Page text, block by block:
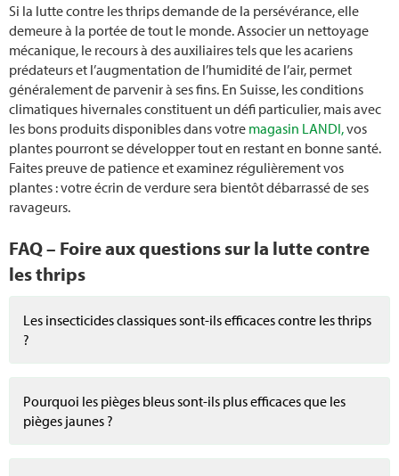
Si la lutte contre les thrips demande de la persévérance, elle
demeure à la portée de tout le monde. Associer un nettoyage
mécanique, le recours à des auxiliaires tels que les acariens
prédateurs et l’augmentation de l’humidité de l’air, permet
généralement de parvenir à ses fins. En Suisse, les conditions
climatiques hivernales constituent un défi particulier, mais avec
les bons produits disponibles dans votre magasin LANDI,vos
plantes pourront se développer tout en restant en bonne santé.
Faites preuve de patience et examinez régulièrement vos
plantes : votre écrin de verdure sera bientôt débarrassé de ses
ravageurs.
FAQ – Foire aux questions sur la lutte contre
les thrips
Les insecticides classiques sont-ils efficaces contre les thrips
?
Pourquoi les pièges bleus sont-ils plus efficaces que les
pièges jaunes ?